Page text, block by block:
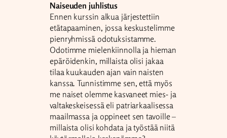
Naiseuden juhlistus
Ennen kurssin alkua järjestettiin
etätapaaminen, jossa keskustelimme
pienryhmissä odotuksistamme.
Odotimme mielenkiinnolla ja hieman
epäröidenkin, millaista olisi jakaa
tilaa kuukauden ajan vain naisten
kanssa. Tunnistimme sen, että myös
me naiset olemme kasvaneet mies- ja
valtakeskeisessä eli patriarkaalisessa
maailmassa ja oppineet sen tavoille –
millaista olisi kohdata ja työstää niitä